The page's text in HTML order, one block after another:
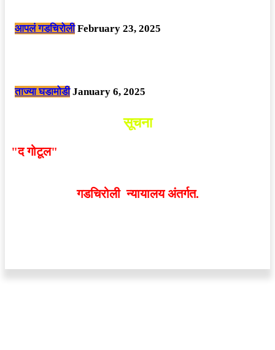
आपलं गडचिरोली February 23, 2025
ताज्या घडामोडी January 6, 2025
सूचना
"द गोटूल"
गडचिरोली न्यायालय अंतर्गत.